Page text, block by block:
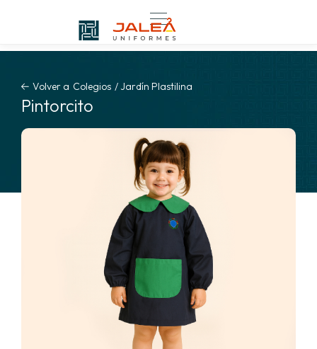
Volver a Colegios /Jardín Plastilina
Pintorcito